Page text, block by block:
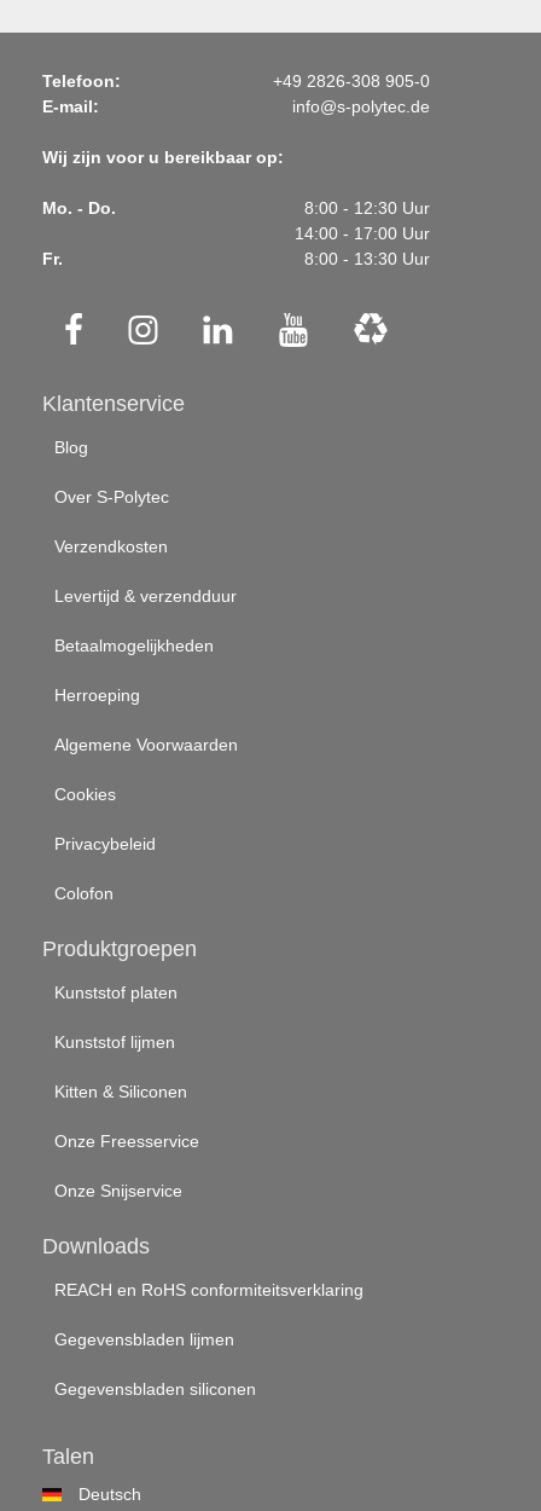
Telefoon:
+49 2826-308 905-0
E-mail:
info@s-polytec.de
Wij zijn voor u bereikbaar op:
Mo. - Do.
8:00 - 12:30 Uur
14:00 - 17:00 Uur
Fr.
8:00 - 13:30 Uur
Klantenservice
Blog
Over S-Polytec
Verzendkosten
Levertijd & verzendduur
Betaalmogelijkheden
Herroeping
Algemene Voorwaarden
Cookies
Privacybeleid
Colofon
Produktgroepen
Kunststof platen
Kunststof lijmen
Kitten & Siliconen
Onze Freesservice
Onze Snijservice
Downloads
REACH en RoHS conformiteitsverklaring
Gegevensbladen lijmen
Gegevensbladen siliconen
Talen
Deutsch